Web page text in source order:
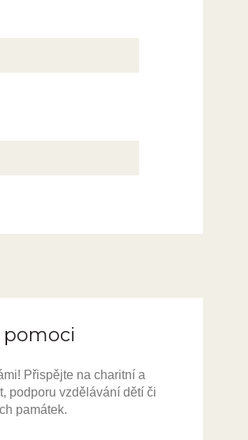
pomoci
Přispějte na charitní a
podporu vzdělávání dětí či
památek.